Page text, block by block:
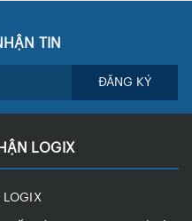
TIN
ĐĂNG KÝ
LOGIX
LOGIX